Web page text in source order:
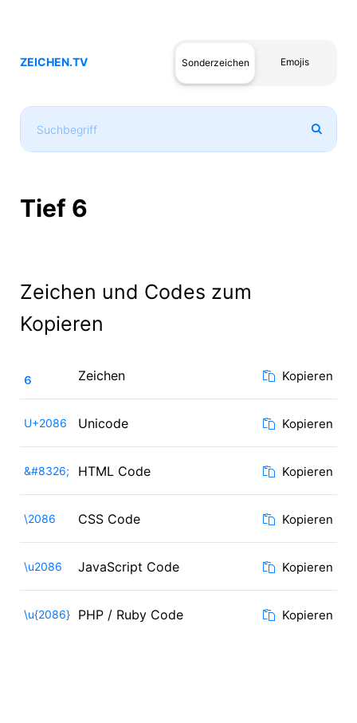
ZEICHEN.TV Sonderzeichen Emojis
Tief 6
Zeichen und Codes zum
Kopieren
₆ Zeichen Kopieren
U+2086 Unicode Kopieren
&#8326; HTML Code Kopieren
\2086 CSS Code Kopieren
\u2086 JavaScript Code Kopieren
\u{2086} PHP / Ruby Code Kopieren